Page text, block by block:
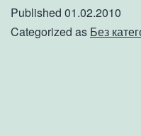
the
Published 01.02.2010
Categorized as Без